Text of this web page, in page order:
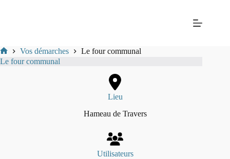
Mairie
Vos démarches
Le four communal
Le four communal
Lieu
Hameau de Travers
Utilisateurs